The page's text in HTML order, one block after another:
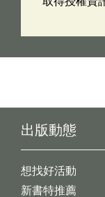
出版動態
想找好活動
新書特推薦